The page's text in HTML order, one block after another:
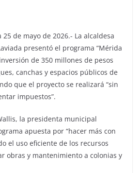
de mayo de 2026.- La alcaldesa
presentó el programa “Mérida
de 350 millones de pesos
canchas y espacios públicos de
que el proyecto se realizará “sin
impuestos”.
la presidenta municipal
apuesta por “hacer más con
el uso eficiente de los recursos
obras y mantenimiento a colonias y